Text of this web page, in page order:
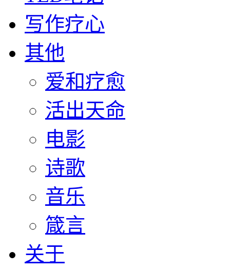
写作疗心
其他
爱和疗愈
活出天命
电影
诗歌
音乐
箴言
关于